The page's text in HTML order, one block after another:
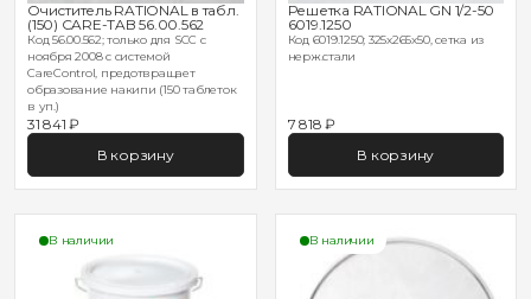
Очиститель RATIONAL в табл.
(150) CARE-TAB 56.00.562
Код 56.00.562; только для SCC с
ноября 2008 с системой
CareControl, предотвращает
образование накипи (150 таблеток
в уп.)
31 841 ₽
В корзину
Решетка RATIONAL GN 1/2-50
6019.1250
Код 6019.1250; 325х265х50, сетка из
нерж.стали
7 818 ₽
В корзину
В наличии В наличии